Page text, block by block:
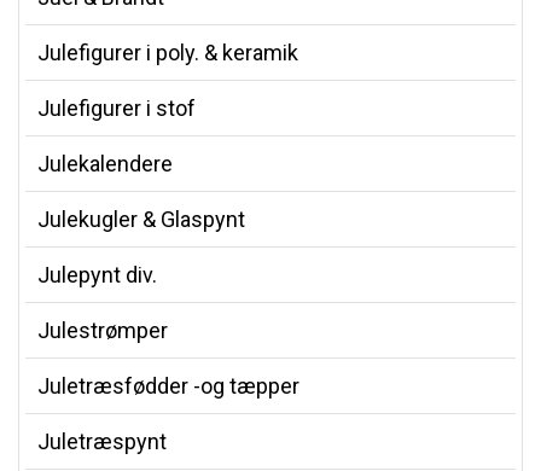
Julefigurer i poly. & keramik
Julefigurer i stof
Julekalendere
Julekugler & Glaspynt
Julepynt div.
Julestrømper
Juletræsfødder -og tæpper
Juletræspynt